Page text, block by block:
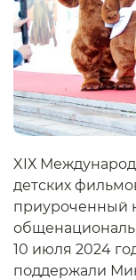
XIХ
детских
приуроченный
10 июля 2024
поддержали